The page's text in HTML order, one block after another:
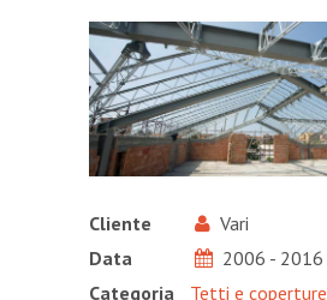
Cliente
Vari
Data
2006 - 2016
Categoria
Tetti e coperture